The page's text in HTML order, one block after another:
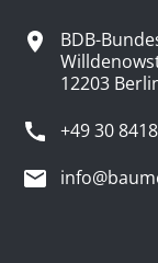
BDB-
12203
+49 30